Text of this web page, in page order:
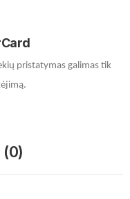
pristatymas galimas tik